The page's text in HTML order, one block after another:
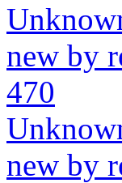
new by
470
new by